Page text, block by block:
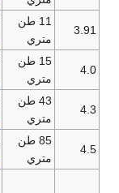
3.91
11 طن
متري
4.0
15 طن
متري
4.3
43 طن
متري
4.5
85 طن
متري